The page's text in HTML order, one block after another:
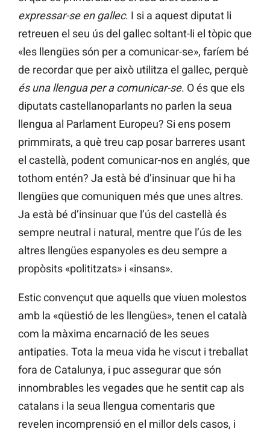
expressar-se en gallec. I si a aquest diputat li
retreuen el seu ús del gallec soltant-li el tòpic que
«les llengües són per a comunicar-se», faríem bé
de recordar que per això utilitza el gallec, perquè
és una llengua per a comunicar-se. O és que els
diputats castellanoparlants no parlen la seua
llengua al Parlament Europeu? Si ens posem
primmirats, a què treu cap posar barreres usant
el castellà, podent comunicar-nos en anglés, que
tothom entén? Ja està bé d’insinuar que hi ha
llengües que comuniquen més que unes altres.
Ja està bé d’insinuar que l’ús del castellà és
sempre neutral i natural, mentre que l’ús de les
altres llengües espanyoles es deu sempre a
propòsits «polititzats» i «insans».
Estic convençut que aquells que viuen molestos
amb la «qüestió de les llengües», tenen el català
com la màxima encarnació de les seues
antipaties. Tota la meua vida he viscut i treballat
fora de Catalunya, i puc assegurar que són
innombrables les vegades que he sentit cap als
catalans i la seua llengua comentaris que
revelen incomprensió en el millor dels casos, i